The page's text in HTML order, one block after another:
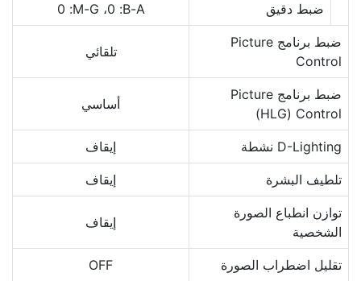
ضبط دقيق A‏-B‏: 0‏، G‏-M‏: 0
ضبط برنامج Picture
Control
تلقائي
ضبط برنامج Picture
Control‏ (HLG)
أساسي
D-Lighting نشطة إيقاف
تلطيف البشرة إيقاف
توازن انطباع الصورة
الشخصية
إيقاف
تقليل اضطراب الصورة OFF